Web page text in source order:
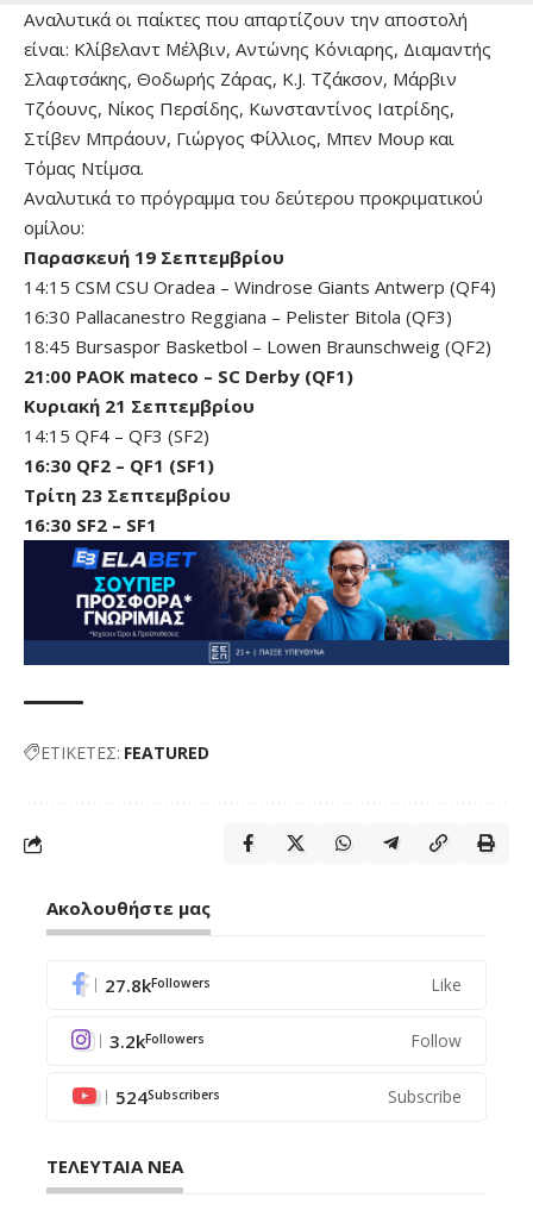
Αναλυτικά οι παίκτες που απαρτίζουν την αποστολή
είναι: Κλίβελαντ Μέλβιν, Αντώνης Κόνιαρης, Διαμαντής
Σλαφτσάκης, Θοδωρής Ζάρας, K.J. Τζάκσον, Μάρβιν
Τζόουνς, Νίκος Περσίδης, Κωνσταντίνος Ιατρίδης,
Στίβεν Μπράουν, Γιώργος Φίλλιος, Μπεν Μουρ και
Τόμας Ντίμσα.
Αναλυτικά το πρόγραμμα του δεύτερου προκριματικού
ομίλου:
Παρασκευή 19 Σεπτεμβρίου
14:15 CSM CSU Oradea – Windrose Giants Antwerp (QF4)
16:30 Pallacanestro Reggiana – Pelister Bitola (QF3)
18:45 Bursaspor Basketbol – Lowen Braunschweig (QF2)
21:00 PAOK mateco – SC Derby (QF1)
Κυριακή 21 Σεπτεμβρίου
14:15 QF4 – QF3 (SF2)
16:30 QF2 – QF1 (SF1)
Τρίτη 23 Σεπτεμβρίου
16:30 SF2 – SF1
ΕΤΙΚΕΤΕΣ: FEATURED
Ακολουθήστε μας
27.8kFollowers Like
3.2kFollowers Follow
524Subscribers Subscribe
ΤΕΛΕΥΤΑΙΑ ΝΕΑ